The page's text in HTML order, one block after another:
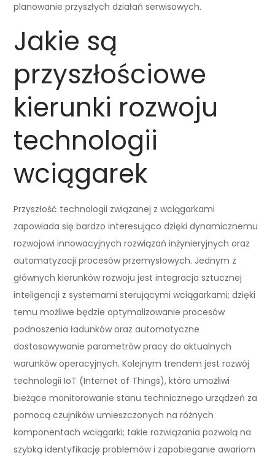
planowanie przyszłych działań serwisowych.
Jakie są
przyszłościowe
kierunki rozwoju
technologii
wciągarek
Przyszłość technologii związanej z wciągarkami
zapowiada się bardzo interesująco dzięki dynamicznemu
rozwojowi innowacyjnych rozwiązań inżynieryjnych oraz
automatyzacji procesów przemysłowych. Jednym z
głównych kierunków rozwoju jest integracja sztucznej
inteligencji z systemami sterującymi wciągarkami; dzięki
temu możliwe będzie optymalizowanie procesów
podnoszenia ładunków oraz automatyczne
dostosowywanie parametrów pracy do aktualnych
warunków operacyjnych. Kolejnym trendem jest rozwój
technologii IoT (Internet of Things), która umożliwi
bieżące monitorowanie stanu technicznego urządzeń za
pomocą czujników umieszczonych na różnych
komponentach wciągarki; takie rozwiązania pozwolą na
szybką identyfikację problemów i zapobieganie awariom